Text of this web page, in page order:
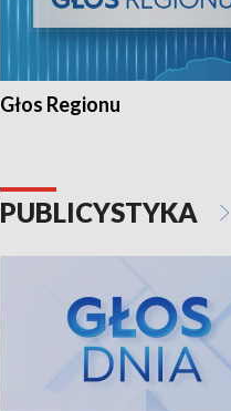
Głos Regionu
PUBLICYSTYKA